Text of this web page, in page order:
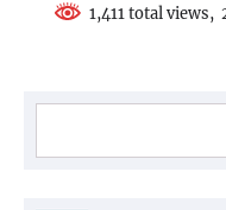
1,411 total views,